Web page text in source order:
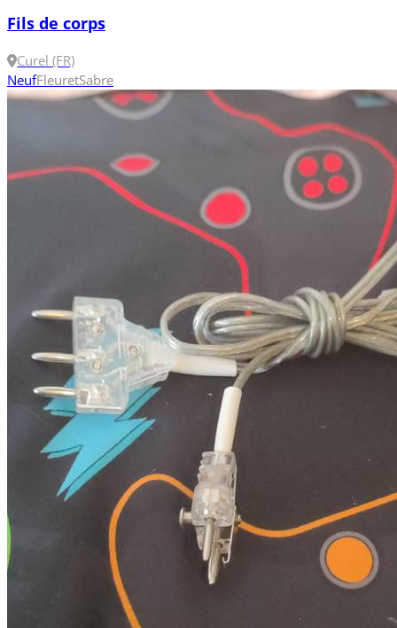
Fils de corps
Curel (FR)
NeufFleuretSabre